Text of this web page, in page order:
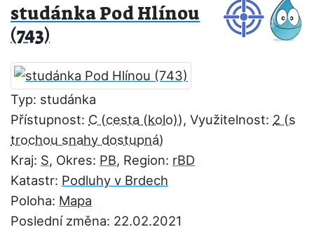
studánka Pod Hlínou
(743)
Typ: studánka
Přístupnost: C , Využitelnost: 2
Kraj: S, Okres: PB, Region: rBD
Katastr: Podluhy v Brdech
Poloha: Mapa
Poslední změna: 22.02.2021